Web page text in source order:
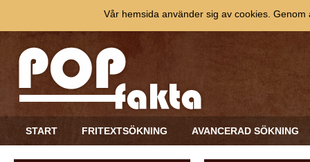
START FRITEXTSÖKNING AVANCERAD SÖKNING
Vår hemsida använder sig av cookies.